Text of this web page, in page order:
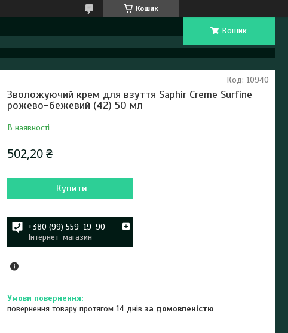
Кошик
Кошик
Зволожуючий крем для взуття Saphir Creme Surfine
рожево-бежевий (42) 50 мл
В наявності
Код: 10940
502,20 ₴
Купити
+380 (99) 559-19-90
Інтернет-магазин
повернення товару протягом 14 днівза домовленістю